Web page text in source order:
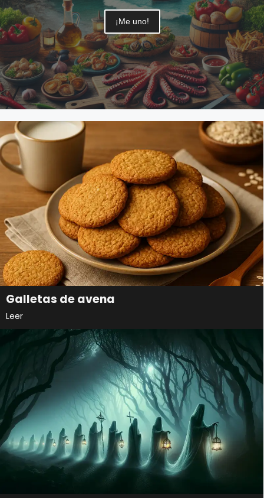
¡Me uno!
Galletas de avena
Leer